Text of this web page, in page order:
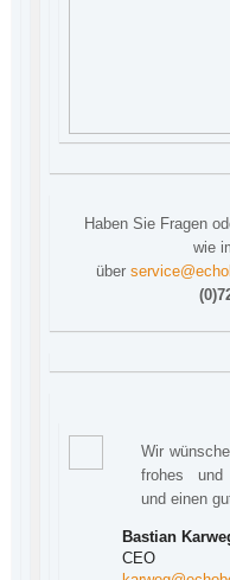
Haben Sie Fragen
wie
über
Wir
frohes und
und einen
Bastian
CEO